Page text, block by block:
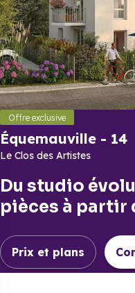
Offre exclusive
Équemauville - 14
Le Clos des Artistes
Du studio
pièces à partir
Prix et plans